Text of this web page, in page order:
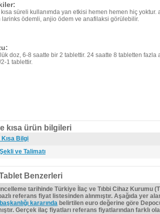
süreli kullanımda yan etkisi hemen hemen hiç yoktur.
ödemli, anjio ödem ve anafilaksi görülebilir.
doz, 6-8 saatte bir 2 tablettir. 24 saatte 8 tabletten fazla
1 tablettir.
kısa ürün bilgileri
Bilgi
ve Talimatı
Benzerleri
tarihinde Türkiye İlaç ve Tıbbi Cihaz Kurumu
referans fiyat listesinden alınmıştır. Aşağıda yer
kararında belirtilen euro değerine göre
Gerçek ilaç fiyatları referans fiyatlarından farklı